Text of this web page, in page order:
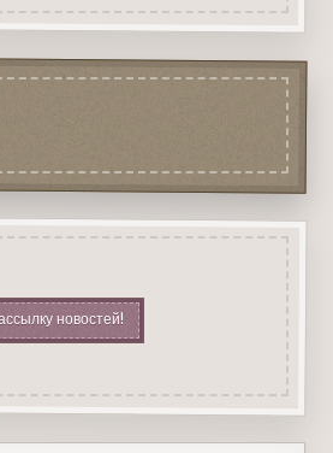
новостей!